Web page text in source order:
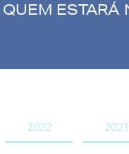
ESTARÁ
2022 2021